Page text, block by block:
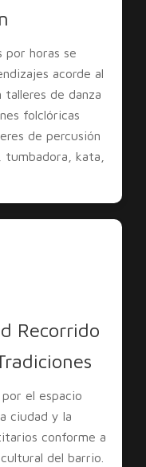
por horas se
acorde al
de danza
folclóricas
de percusión
kata,
Recorrido
el espacio
ciudad y la
conforme a
del barrio.